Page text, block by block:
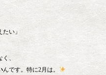
い」
、
んです。特に2月は。